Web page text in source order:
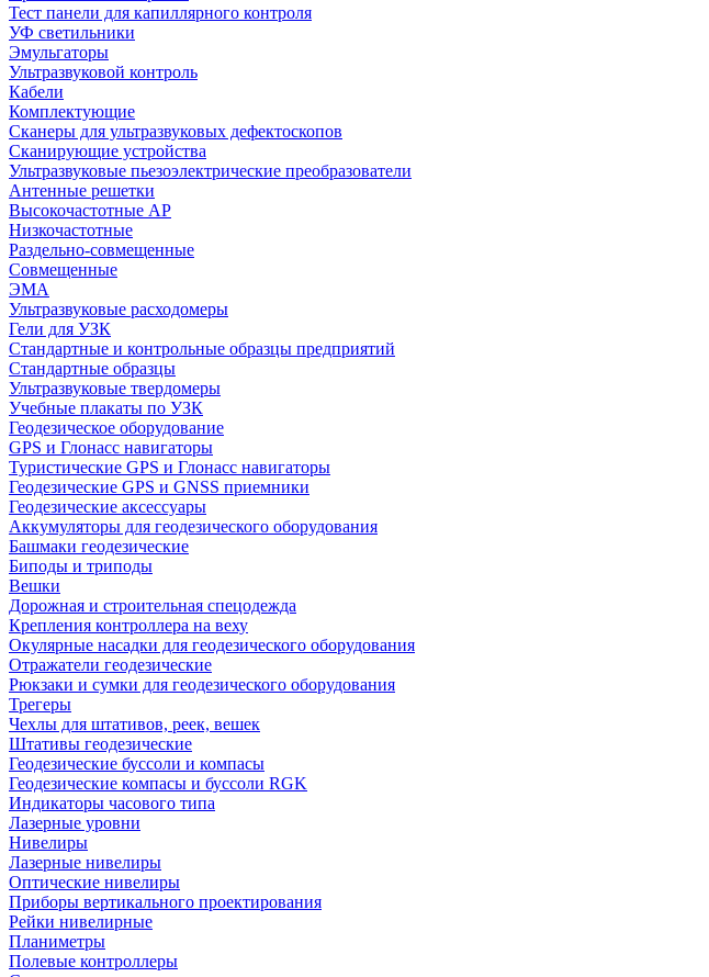
Тест панели для капиллярного контроля
УФ светильники
Эмульгаторы
Ультразвуковой контроль
Кабели
Комплектующие
Сканеры для ультразвуковых дефектоскопов
Сканирующие устройства
Ультразвуковые пьезоэлектрические преобразователи
Антенные решетки
Высокочастотные АР
Низкочастотные
Раздельно-совмещенные
Совмещенные
ЭМА
Ультразвуковые расходомеры
Гели для УЗК
Стандартные и контрольные образцы предприятий
Стандартные образцы
Ультразвуковые твердомеры
Учебные плакаты по УЗК
Геодезическое оборудование
GPS и Глонасс навигаторы
Туристические GPS и Глонасс навигаторы
Геодезические GPS и GNSS приемники
Геодезические аксессуары
Аккумуляторы для геодезического оборудования
Башмаки геодезические
Биподы и триподы
Вешки
Дорожная и строительная спецодежда
Крепления контроллера на веху
Окулярные насадки для геодезического оборудования
Отражатели геодезические
Рюкзаки и сумки для геодезического оборудования
Трегеры
Чехлы для штативов, реек, вешек
Штативы геодезические
Геодезические буссоли и компасы
Геодезические компасы и буссоли RGK
Индикаторы часового типа
Лазерные уровни
Нивелиры
Лазерные нивелиры
Оптические нивелиры
Приборы вертикального проектирования
Рейки нивелирные
Планиметры
Полевые контроллеры